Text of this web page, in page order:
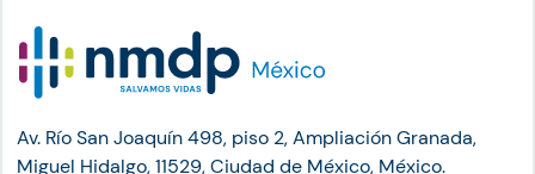
Av. Río San Joaquín 498, piso 2, Ampliación Granada,
Miguel Hidalgo, 11529, Ciudad de México, México.